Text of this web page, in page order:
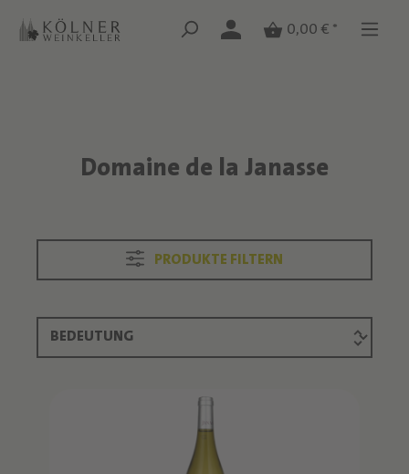
Zum Hauptinhalt springen
Zum Hauptinhalt springen
0,00 € *
Text überspringen
Domaine de la Janasse
PRODUKTE FILTERN
Produktliste überspringen